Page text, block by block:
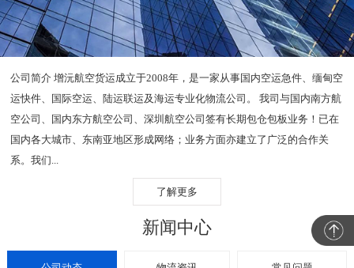
公司简介 增沅航空货运成立于2008年，是一家从事国内空运急件、缅甸空
运快件、国际空运、陆运联运及海运专业化物流公司。 我司与国内南方航
空公司、国内东方航空公司、深圳航空公司签有长期包仓包板业务！已在
国内各大城市、东南亚地区形成网络；业务方面亦建立了广泛的合作关
系。我们...
了解更多
新闻中心